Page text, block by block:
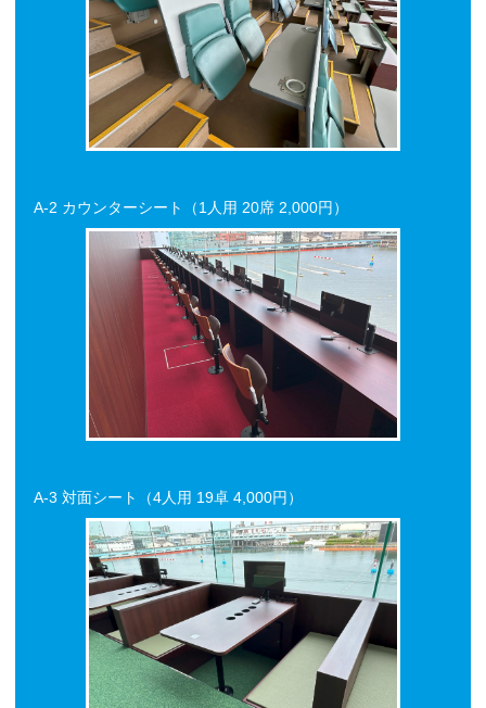
A-2 カウンターシート（1人用 20席 2,000円）
A-3 対面シート（4人用 19卓 4,000円）